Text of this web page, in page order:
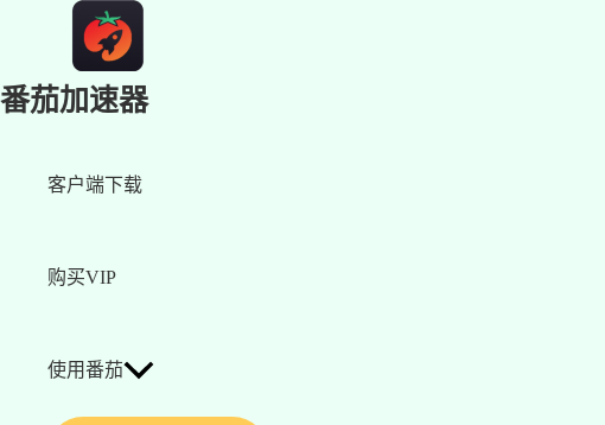
番茄加速器
客户端下载
购买VIP
使用番茄